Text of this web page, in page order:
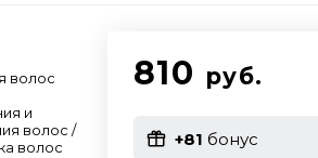
волос
и
волос /
волос
810 руб.
+81 бонус